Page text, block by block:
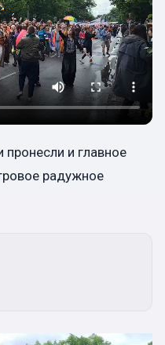
и главное
радужное